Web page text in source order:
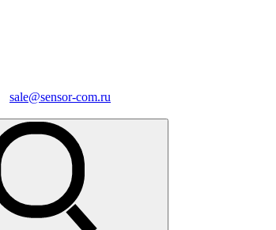
sale@sensor-com.ru